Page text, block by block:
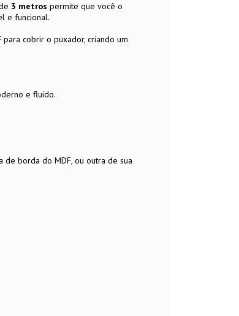
3 metros permite que você o
e funcional.
cobrir o puxador, criando um
e fluido.
borda do MDF, ou outra de sua